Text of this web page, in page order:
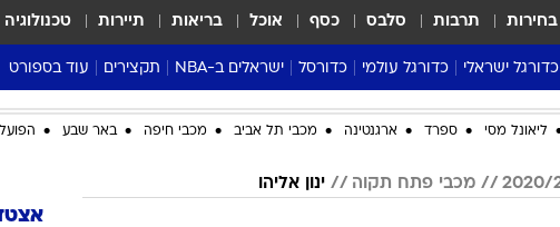
בחירות תרבות סלבס כסף אוכל בריאות תיירות טכנולוגיה
כדורגל ישראלי
ליגת העל Winner
גביע המדינה
כדורגל עולמי
ליגה אנגלית
ליגה איטלקית
כדורסל
ליגת העל
יורוליג וכדורסל אירופי
ישראלים ב-NBA
דני אבדיה
תקצירים עוד בספורט
מונדיאל 2026
NBA
פודקאסטים
ליאונל מסי ספרד ארגנטינה מכבי תל אביב מכבי חיפה באר שבע
מכבי פתח תקוה ינון אליהו